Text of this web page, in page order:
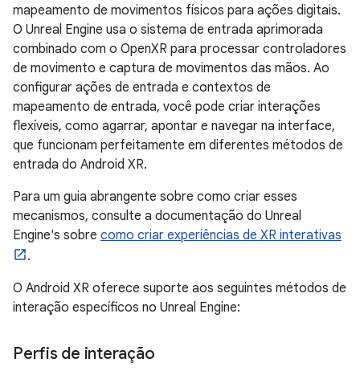
mapeamento de movimentos físicos para ações digitais.
O Unreal Engine usa o sistema de entrada aprimorada
combinado com o OpenXR para processar controladores
de movimento e captura de movimentos das mãos. Ao
configurar ações de entrada e contextos de
mapeamento de entrada, você pode criar interações
flexíveis, como agarrar, apontar e navegar na interface,
que funcionam perfeitamente em diferentes métodos de
entrada do Android XR.
Para um guia abrangente sobre como criar esses
mecanismos, consulte a documentação do Unreal
Engine's sobre como criar experiências de XR interativas
.
O Android XR oferece suporte aos seguintes métodos de
interação específicos no Unreal Engine:
Perfis de interação